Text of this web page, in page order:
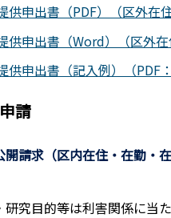
供申出書（PDF）（区外在
供申出書（Word）（区外
供申出書（記入例）（PDF：
請
開請求（区内在住・在勤・
究目的等は利害関係に当